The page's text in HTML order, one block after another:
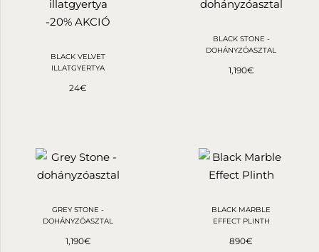
-20% AKCIÓ
BLACK VELVET
ILLATGYERTYA
24€
BLACK STONE -
DOHÁNYZÓASZTAL
1,190€
GREY STONE -
DOHÁNYZÓASZTAL
1,190€
BLACK MARBLE
EFFECT PLINTH
890€